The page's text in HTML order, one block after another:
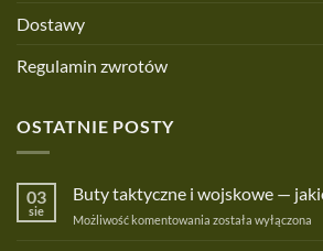
Dostawy
Regulamin zwrotów
OSTATNIE POSTY
03
sie
Buty taktyczne i wojskowe —
Możliwość komentowania Buty
została wyłączona